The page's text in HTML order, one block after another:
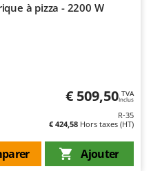
à pizza - 2200 W
€ 509,50 TVA
Inclus
R-35
€ 424,58 Hors taxes (HT)
Ajouter